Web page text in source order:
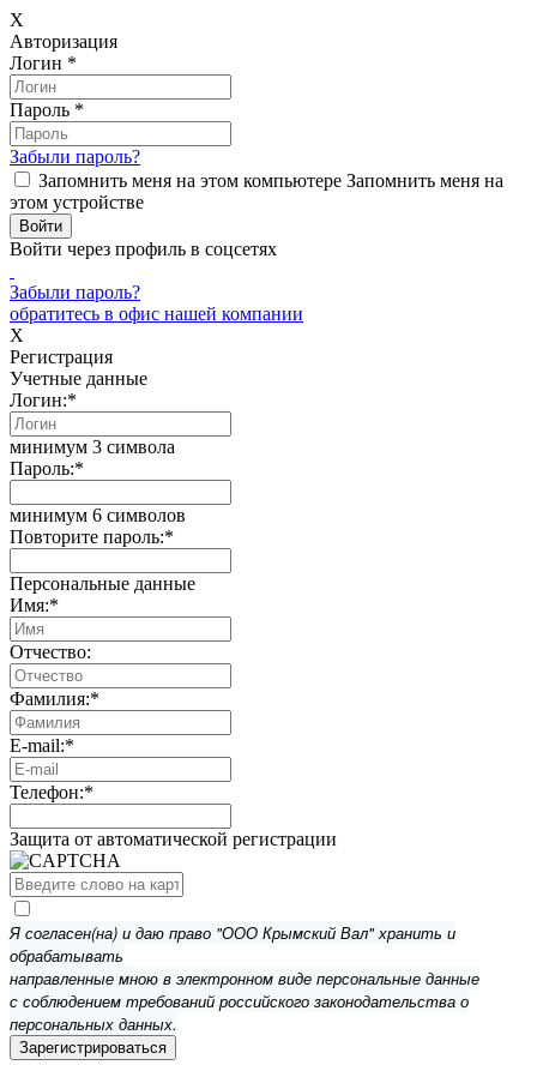
X
Авторизация
Логин *
Пароль *
Забыли пароль?
Запомнить меня на этом компьютере Запомнить меня на
этом устройстве
Войти через профиль в соцсетях
Забыли пароль?
обратитесь в офис нашей компании
X
Регистрация
Учетные данные
Логин:*
минимум 3 символа
Пароль:*
минимум 6 символов
Повторите пароль:*
Персональные данные
Имя:*
Отчество:
Фамилия:*
E-mail:*
Телефон:*
Защита от автоматической регистрации
Я согласен(на) и даю право "ООО Крымский Вал" хранить и
обрабатывать
направленные мною в электронном виде персональные данные
с соблюдением требований российского законодательства о
персональных данных.